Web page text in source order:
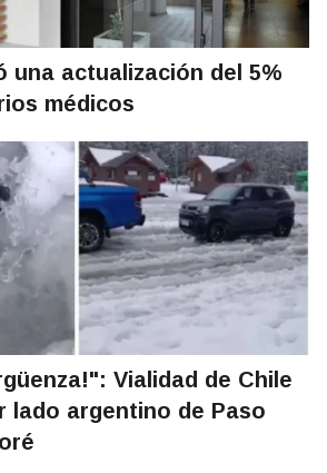
una actualización del 5%
médicos
Vialidad de Chile
lado argentino de Paso